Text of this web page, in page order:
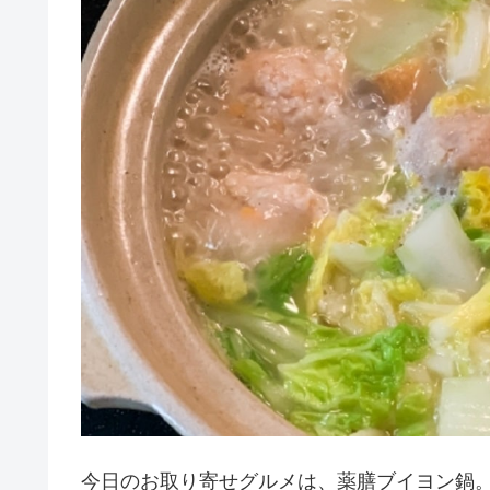
今日のお取り寄せグルメは、薬膳ブイヨン鍋